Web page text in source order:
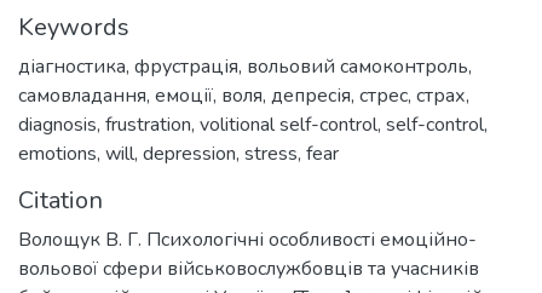
Keywords
діагностика, фрустрація, вольовий самоконтроль,
самовладання, емоції, воля, депресія, стрес, страх,
diagnosis, frustration, volitional self-control, self-control,
emotions, will, depression, stress, fear
Citation
Волощук В. Г. Психологічні особливості емоційно-
вольової сфери військовослужбовців та учасників